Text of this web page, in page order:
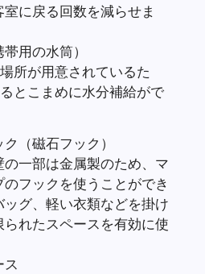
に戻る回数を減らせま
用の水筒）
所が用意されているた
とこまめに水分補給がで
（磁石フック）
一部は金属製のため、マ
のフックを使うことができ
ッグ、軽い衣類などを掛け
られたスペースを有効に使